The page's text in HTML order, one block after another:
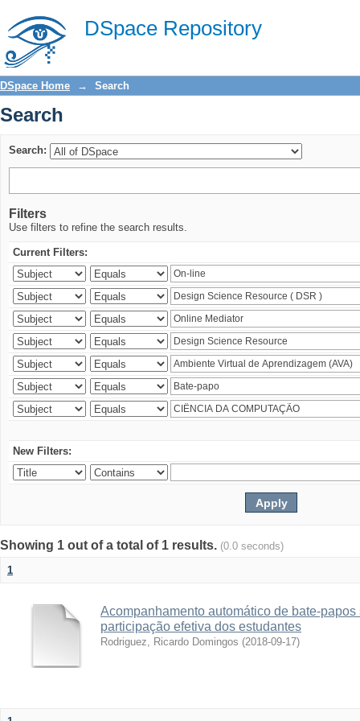
DSpace Repository
Search
DSpace Home → Search
Search
Search:
Filters
Use filters to refine the search results.
Current Filters:
New Filters:
Showing 1 out of a total of 1 results. (0.0 seconds)
1
Acompanhamento automático de bate-
participação efetiva dos estudantes
Rodriguez, Ricardo Domingos (2018-09-17)